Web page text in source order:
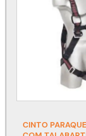
Cinto de segurança com
Cinto de segurança tipo
Cinto de segurança tipo
Cinto de segurança
Cinto de segurança
Cinto paraquedista para
CINTO